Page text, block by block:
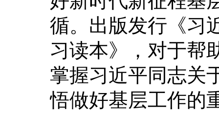
循。出版发行《习
习读本》，对于帮
掌握习近平同志关
悟做好基层工作的